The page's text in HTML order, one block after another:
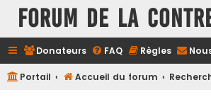
FORUM DE LA
Donateurs FAQ Règles
Portail Accueil du forum